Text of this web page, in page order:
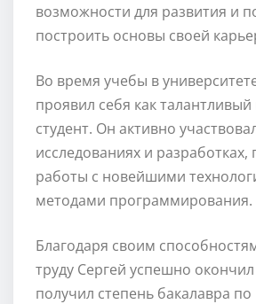
возможности для развития и
построить основы своей
Во время учебы в
проявил себя как
студент. Он активно
исследованиях и
работы с новейшими
методами программирования.
Благодаря своим
труду Сергей успешно
получил степень бакалавра по